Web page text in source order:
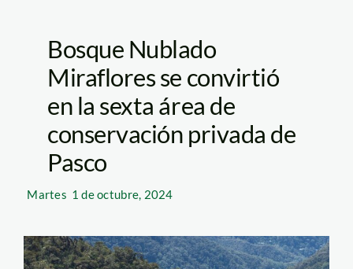
Bosque Nublado
Miraflores se convirtió
en la sexta área de
conservación privada de
Pasco
Martes 1 de octubre, 2024